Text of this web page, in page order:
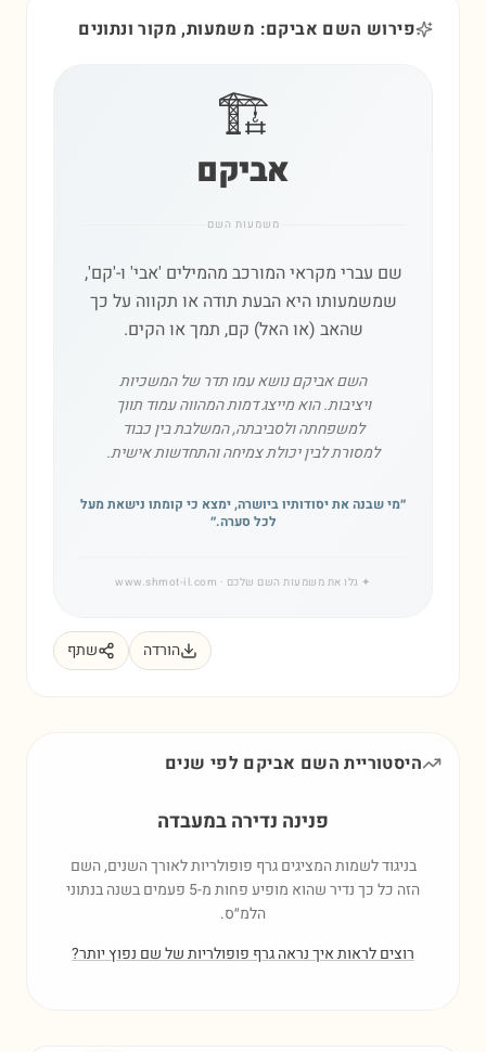
פירוש השם אביקם: משמעות, מקור ונתונים
🏗️
אביקם
משמעות השם
שם עברי מקראי המורכב מהמילים 'אבי' ו-'קם',
שמשמעותו היא הבעת תודה או תקווה על כך
שהאב (או האל) קם, תמך או הקים.
השם אביקם נושא עמו תדר של המשכיות
ויציבות. הוא מייצג דמות המהווה עמוד תווך
למשפחתה ולסביבתה, המשלבת בין כבוד
למסורת לבין יכולת צמיחה והתחדשות אישית.
״מי שבנה את יסודותיו ביושרה, ימצא כי קומתו נישאת מעל
לכל סערה.״
✦ גלו את משמעות השם שלכם · www.shmot-il.com
הורדה שתף
היסטוריית השם אביקם לפי שנים
פנינה נדירה במעבדה
בניגוד לשמות המציגים גרף פופולריות לאורך השנים, השם
הזה כל כך נדיר שהוא מופיע פחות מ-5 פעמים בשנה בנתוני
הלמ״ס.
רוצים לראות איך נראה גרף פופולריות של שם נפוץ יותר?